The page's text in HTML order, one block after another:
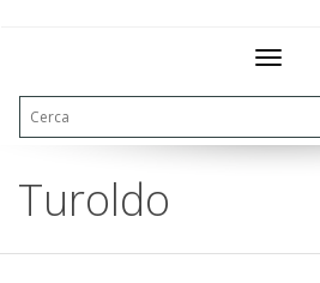
Toggle
Turoldo